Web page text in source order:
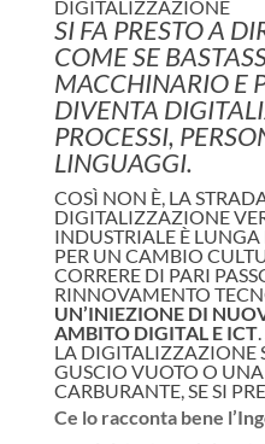
DIGITALIZZAZIONE
SI FA PRESTO A
COME SE
MACCHINARIO E
DIVENTA
PROCESSI,
LINGUAGGI.
COSÌ NON È, LA
DIGITALIZZAZIONE
INDUSTRIALE È
PER UN CAMBIO
CORRERE DI PARI
RINNOVAMENTO
UN’INIEZIONE DI
AMBITO DIGITAL E ICT
LA DIGITALIZZAZIONE
GUSCIO VUOTO O UNA
CARBURANTE, SE SI
Ce lo racconta bene